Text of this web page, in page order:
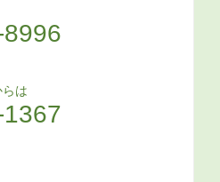
は